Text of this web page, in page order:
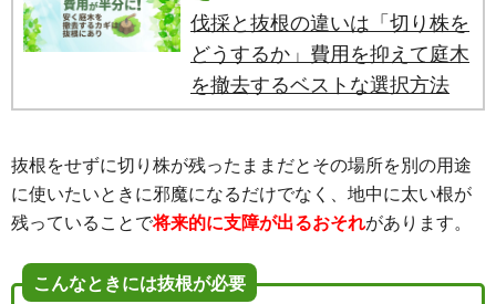
伐採と抜根の違いは「切り株を
どうするか」費用を抑えて庭木
を撤去するベストな選択方法
抜根をせずに切り株が残ったままだとその場所を別の用途
に使いたいときに邪魔になるだけでなく、地中に太い根が
残っていることで将来的に支障が出るおそれがあります。
こんなときには抜根が必要